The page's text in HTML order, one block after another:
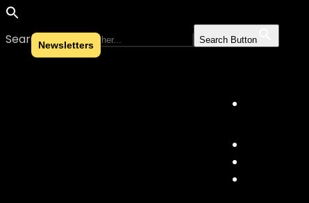
Search for: Search Button
Skip to content
Newsletters